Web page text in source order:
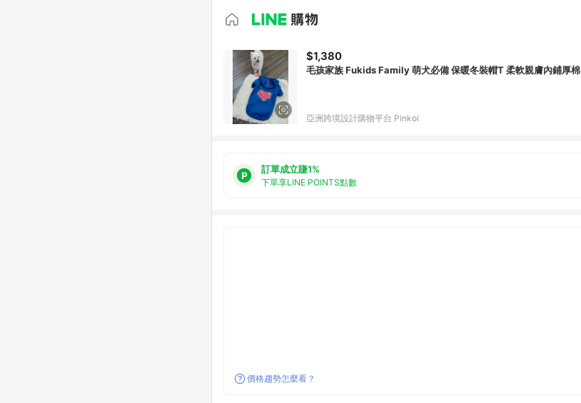
$1,380
毛孩家族 Fukids Family 萌犬必備 保暖冬裝帽T 柔軟親膚內鋪厚棉
亞洲跨境設計購物平台 Pinkoi
訂單成立賺1%
下單享LINE POINTS點數
價格趨勢怎麼看？